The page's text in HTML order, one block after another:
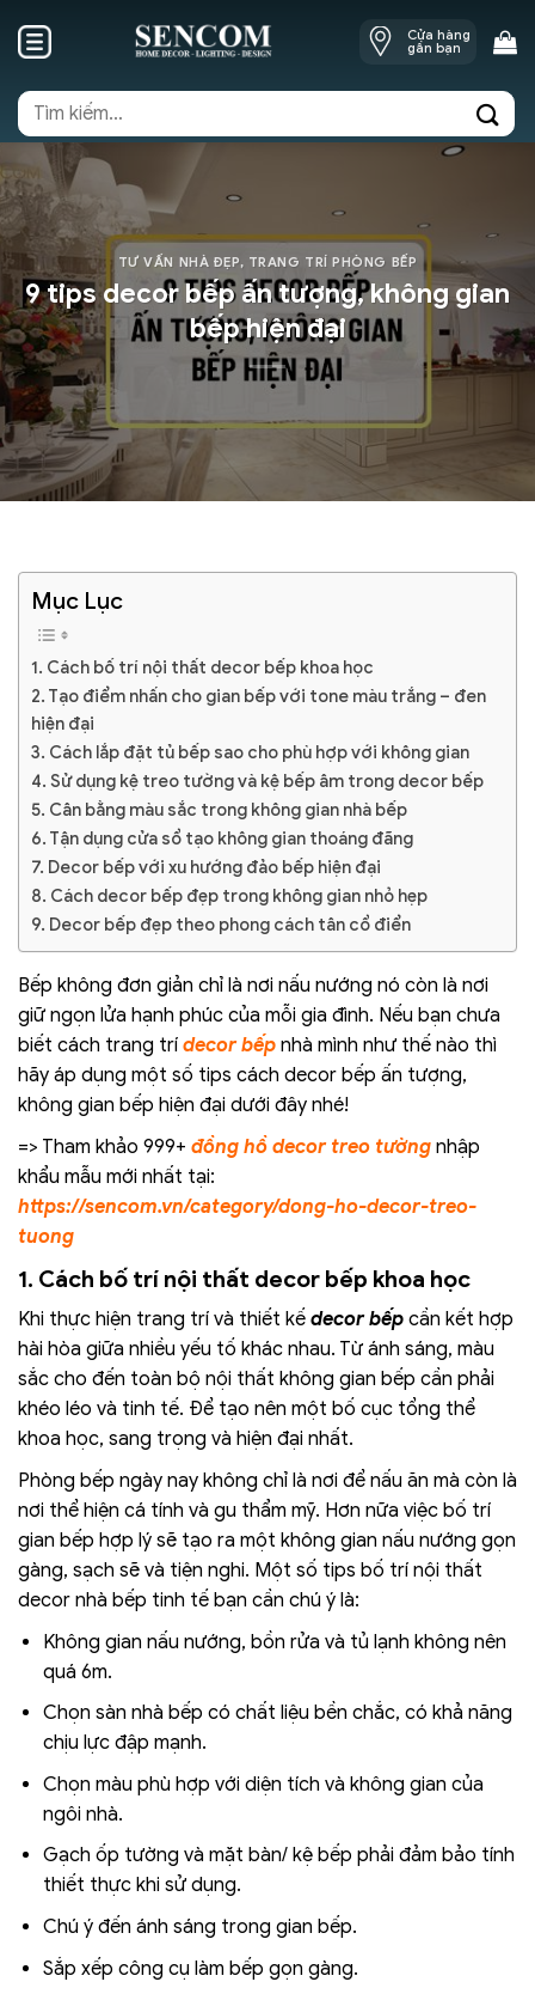
Cửa hàng
gần bạn
Tìm
kiếm:
TƯ VẤN NHÀ ĐẸP, TRANG TRÍ PHÒNG BẾP
9 tips decor bếp ấn tượng, không gian
bếp hiện đại
Mục Lục
1. Cách bố trí nội thất decor bếp khoa học
2. Tạo điểm nhấn cho gian bếp với tone màu trắng – đen
hiện đại
3. Cách lắp đặt tủ bếp sao cho phù hợp với không gian
4. Sử dụng kệ treo tường và kệ bếp âm trong decor bếp
5. Cân bằng màu sắc trong không gian nhà bếp
6. Tận dụng cửa sổ tạo không gian thoáng đãng
7. Decor bếp với xu hướng đảo bếp hiện đại
8. Cách decor bếp đẹp trong không gian nhỏ hẹp
9. Decor bếp đẹp theo phong cách tân cổ điển
Bếp không đơn giản chỉ là nơi nấu nướng nó còn là nơi
giữ ngọn lửa hạnh phúc của mỗi gia đình. Nếu bạn chưa
biết cách trang trí decor bếp nhà mình như thế nào thì
hãy áp dụng một số tips cách decor bếp ấn tượng,
không gian bếp hiện đại dưới đây nhé!
=> Tham khảo 999+ đồng hồ decor treo tường nhập
khẩu mẫu mới nhất tại:
https://sencom.vn/category/dong-ho-decor-treo-
tuong
1. Cách bố trí nội thất decor bếp khoa học
Khi thực hiện trang trí và thiết kế decor bếp cần kết hợp
hài hòa giữa nhiều yếu tố khác nhau. Từ ánh sáng, màu
sắc cho đến toàn bộ nội thất không gian bếp cần phải
khéo léo và tinh tế. Để tạo nên một bố cục tổng thể
khoa học, sang trọng và hiện đại nhất.
Phòng bếp ngày nay không chỉ là nơi để nấu ăn mà còn là
nơi thể hiện cá tính và gu thẩm mỹ. Hơn nữa việc bố trí
gian bếp hợp lý sẽ tạo ra một không gian nấu nướng gọn
gàng, sạch sẽ và tiện nghi. Một số tips bố trí nội thất
decor nhà bếp tinh tế bạn cần chú ý là:
Không gian nấu nướng, bồn rửa và tủ lạnh không nên
quá 6m.
Chọn sàn nhà bếp có chất liệu bền chắc, có khả năng
chịu lực đập mạnh.
Chọn màu phù hợp với diện tích và không gian của
ngôi nhà.
Gạch ốp tường và mặt bàn/ kệ bếp phải đảm bảo tính
thiết thực khi sử dụng.
Chú ý đến ánh sáng trong gian bếp.
Sắp xếp công cụ làm bếp gọn gàng.